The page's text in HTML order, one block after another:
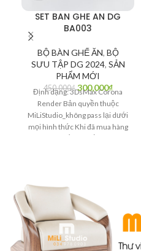
SET BAN GHE AN DG
BA003
BỘ BÀN GHẾ ĂN, BỘ
SƯU TẬP DG 2024, SẢN
PHẨM MỚI
450,000₫ 300,000₫
Định dạng: 3DsMax Corona
Render Bản quyền thuộc
MiLiStudio_không pass lại dưới
mọi hình thức Khi đã mua hàng